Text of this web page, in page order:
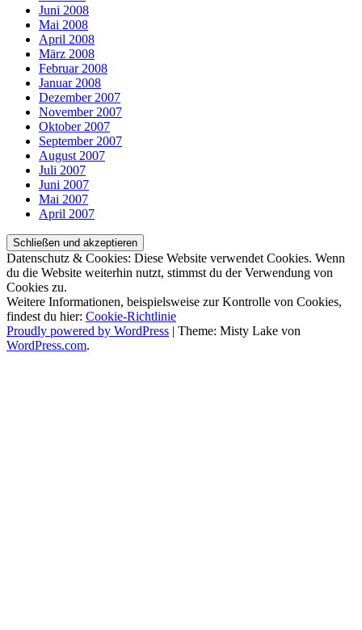
Juni 2008
Mai 2008
April 2008
März 2008
Februar 2008
Januar 2008
Dezember 2007
November 2007
Oktober 2007
September 2007
August 2007
Juli 2007
Juni 2007
Mai 2007
April 2007
Datenschutz & Cookies: Diese Website verwendet Cookies. Wenn
du die Website weiterhin nutzt, stimmst du der Verwendung von
Cookies zu.
Weitere Informationen, beispielsweise zur Kontrolle von Cookies,
findest du hier: Cookie-Richtlinie
Proudly powered by WordPress | Theme: Misty Lake von
WordPress.com.